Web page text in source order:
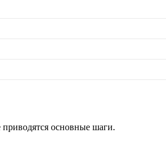
приводятся основные шаги.